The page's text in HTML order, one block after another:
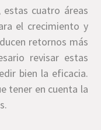
estas cuatro áreas
el crecimiento y
retornos más
revisar estas
bien la eficacia.
tener en cuenta la